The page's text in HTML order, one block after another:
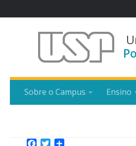
Sobre o Campus Ensino
Facebook
Twitter